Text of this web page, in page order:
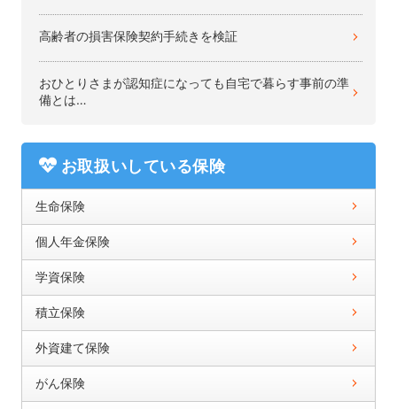
高齢者の損害保険契約手続きを検証
おひとりさまが認知症になっても自宅で暮らす事前の準
備とは…
お取扱いしている保険
生命保険
個人年金保険
学資保険
積立保険
外資建て保険
がん保険